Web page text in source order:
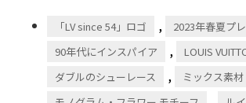
「LV since 54」ロゴ , 2023年春夏プ
90年代にインスパイア , LOUIS
ダブルのシューレース , ミックス素材